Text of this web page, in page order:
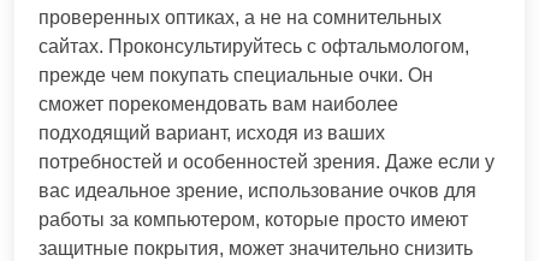
проверенных оптиках, а не на сомнительных
сайтах. Проконсультируйтесь с офтальмологом,
прежде чем покупать специальные очки. Он
сможет порекомендовать вам наиболее
подходящий вариант, исходя из ваших
потребностей и особенностей зрения. Даже если у
вас идеальное зрение, использование очков для
работы за компьютером, которые просто имеют
защитные покрытия, может значительно снизить